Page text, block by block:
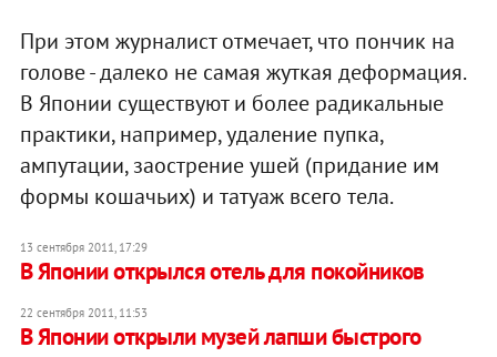
При этом журналист отмечает, что пончик на
голове - далеко не самая жуткая деформация.
В Японии существуют и более радикальные
практики, например, удаление пупка,
ампутации, заострение ушей (придание им
формы кошачьих) и татуаж всего тела.
13 сентября 2011, 17:29
В Японии открылся отель для покойников
22 сентября 2011, 11:53
В Японии открыли музей лапши быстрого